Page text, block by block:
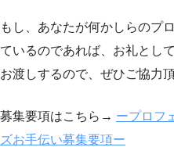
もし、あなたが何かしらのプ
ているのであれば、お礼とし
お渡しするので、ぜひご協力
募集要項はこちら→ ープロフ
ズお手伝い募集要項ー